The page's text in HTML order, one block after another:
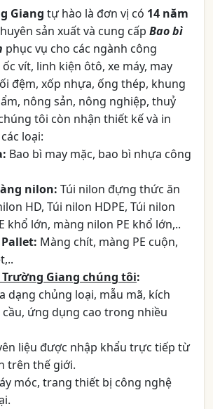
Giang tự hào là đơn vị có 14 năm
sản xuất và cung cấp Bao bì
phục vụ cho các ngành công
vít, linh kiện ôtô, xe máy, may
đệm, xốp nhựa, ống thép, khung
nông sản, nông nghiệp, thuỷ
tôi còn nhận thiết kế và in
loại:
Bao bì may mặc, bao bì nhựa công
nilon: Túi nilon đựng thức ăn
HD, Túi nilon HDPE, Túi nilon
khổ lớn, màng nilon PE khổ lớn,..
Màng chít, màng PE cuộn,
Giang chúng tôi:
dạng chủng loại, mẫu mã, kích
ứng dụng cao trong nhiều
liệu được nhập khẩu trực tiếp từ
trên thế giới.
móc, trang thiết bị công nghệ